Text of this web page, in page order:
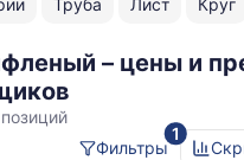
Труба Лист Круг
– цены и
1
Фильтры